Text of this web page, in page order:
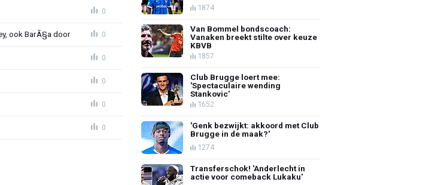
0
ook BarÃ§a door 0
0
0
0
0
1874
Van Bommel bondscoach:
Vanaken breekt stilte over keuze
KBVB
1857
Club Brugge loert mee:
'Spectaculaire wending
Stankovic'
1652
'Genk bezwijkt: akkoord met Club
Brugge in de maak?'
1274
Transferschok! 'Anderlecht in
actie voor comeback Lukaku'